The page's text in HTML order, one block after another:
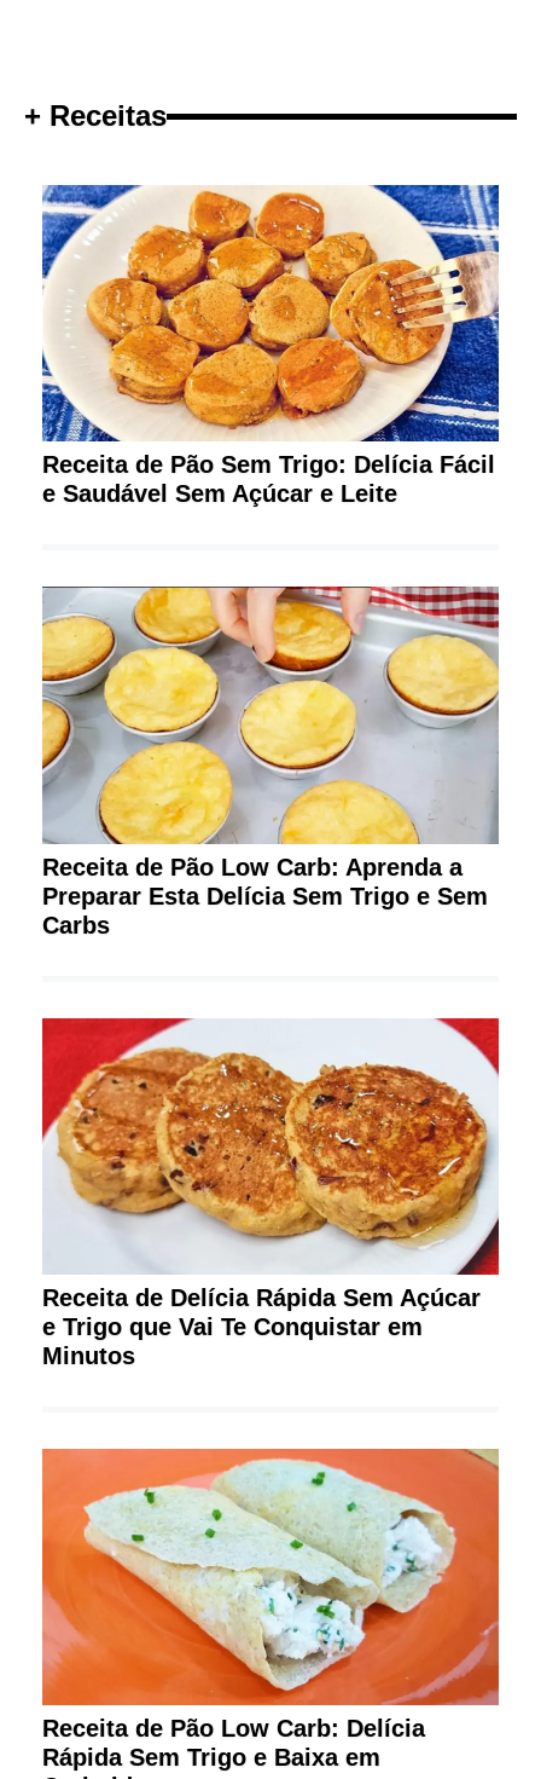
+ Receitas
Receita de Pão Sem Trigo: Delícia Fácil
e Saudável Sem Açúcar e Leite
Receita de Pão Low Carb: Aprenda a
Preparar Esta Delícia Sem Trigo e Sem
Carbs
Receita de Delícia Rápida Sem Açúcar
e Trigo que Vai Te Conquistar em
Minutos
Receita de Pão Low Carb: Delícia
Rápida Sem Trigo e Baixa em